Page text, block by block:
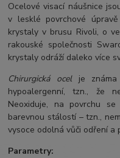
Ocelové visací náušnice
v lesklé povrchové
krystaly v brusu Rivoli, o
rakouské společnosti
krystaly odráží daleko více
Chirurgická ocelje známa
hypoalergenní, tzn., že
Neoxiduje, na povrchu
barevnou stálostí – tzn.,
vysoce odolná vůči odření a
Parametry: